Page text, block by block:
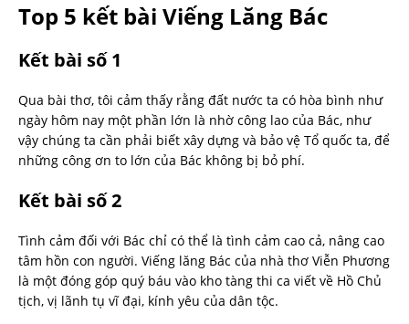
Top 5 kết bài Viếng Lăng Bác
Kết bài số 1
Qua bài thơ, tôi cảm thấy rằng đất nước ta có hòa bình như
ngày hôm nay một phần lớn là nhờ công lao của Bác, như
vậy chúng ta cần phải biết xây dựng và bảo vệ Tổ quốc ta, để
những công ơn to lớn của Bác không bị bỏ phí.
Kết bài số 2
Tình cảm đối với Bác chỉ có thể là tình cảm cao cả, nâng cao
tâm hồn con người. Viếng lăng Bác của nhà thơ Viễn Phương
là một đóng góp quý báu vào kho tàng thi ca viết về Hồ Chủ
tịch, vị lãnh tụ vĩ đại, kính yêu của dân tộc.